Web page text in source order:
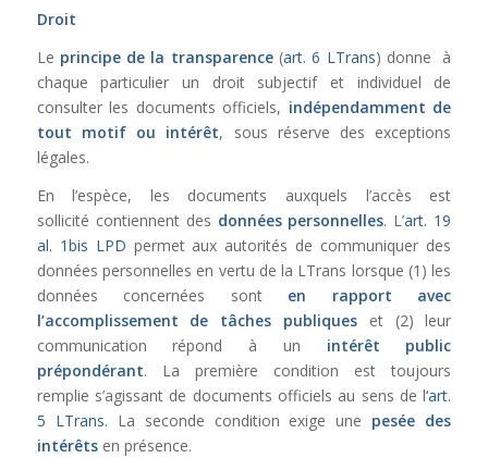
Droit
Le principe de la transparence(art. 6 LTrans) donne à
chaque particulier un droit subjectif et individuel de
consulter les documents officiels, indépendamment de
tout motif ou intérêt, sous réserve des exceptions
légales.
En l’espèce, les documents auxquels l’accès est
sollicité contiennent des données personnelles. L’art. 19
al. 1bis LPD permet aux autorités de communiquer des
données personnelles en vertu de la LTrans lorsque (1) les
données concernées sont en rapport avec
l’accomplissement de tâches publiques et (2) leur
communication répond à un intérêt public
prépondérant. La première condition est toujours
remplie s’agissant de documents officiels au sens de l‘art.
5 LTrans. La seconde condition exige une pesée des
intérêtsen présence.